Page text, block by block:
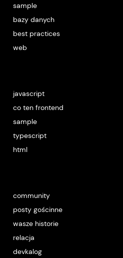
sample
bazy danych
best practices
web
javascript
co ten frontend
sample
typescript
html
community
posty gościnne
wasze historie
relacja
devkalog